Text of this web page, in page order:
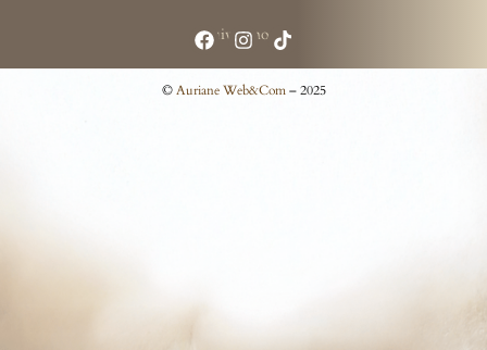
Suivez-nous
©Auriane Web&Com– 2025